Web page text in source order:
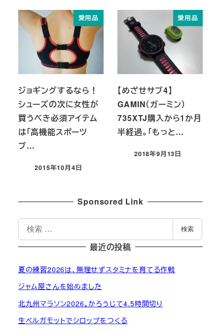
愛用品
ジョギングするなら！
シューズの次に女性が
買うべき必須アイテム
は「高機能スポーツ
ブ…
投稿日
2015年10月4日
愛用品
【めざせサブ4】
GAMIN（ガーミン）
735XTJ購入から1か月
半経過。「もっと…
投稿日
2018年9月13日
Sponsored Link
検
索
検索
最近の投稿
夏の練習2026は、無理せずスタミナを育てる作戦
ジャム屋さんを始めました
北九州マラソン2026。かろうじて4.5時間切り
生ベルガモットでシロップをつくる